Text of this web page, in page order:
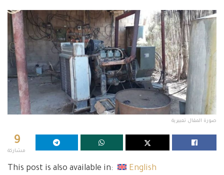
صورة المقال تعبيرية
9
مشاركة
This post is also available in: English